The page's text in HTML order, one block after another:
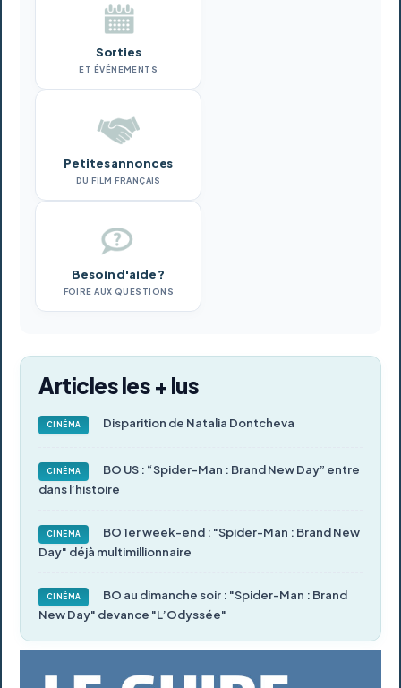
Sorties
ET ÉVÉNEMENTS
Petites annonces
DU FILM FRANÇAIS
Besoin d'aide ?
FOIRE AUX QUESTIONS
Articles les + lus
CINÉMA Disparition de Natalia Dontcheva
CINÉMA
BO US : “Spider-Man : Brand New Day” entre
dans l’histoire
CINÉMA
BO 1er week-end : "Spider-Man : Brand New
Day" déjà multimillionnaire
CINÉMA
BO au dimanche soir : "Spider-Man : Brand
New Day" devance "L’Odyssée"